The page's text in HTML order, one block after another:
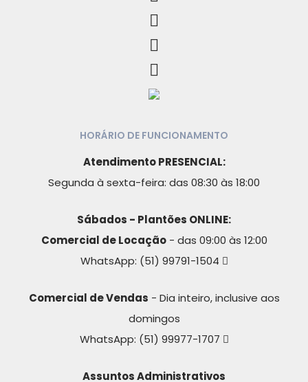
HORÁRIO DE FUNCIONAMENTO
Atendimento PRESENCIAL:
Segunda à sexta-feira: das 08:30 às 18:00
Sábados - Plantões ONLINE:
Comercial de Locação- das 09:00 às 12:00
WhatsApp: (51) 99791-1504
Comercial de Vendas - Dia inteiro, inclusive aos
domingos
WhatsApp: (51) 99977-1707
Assuntos Administrativos